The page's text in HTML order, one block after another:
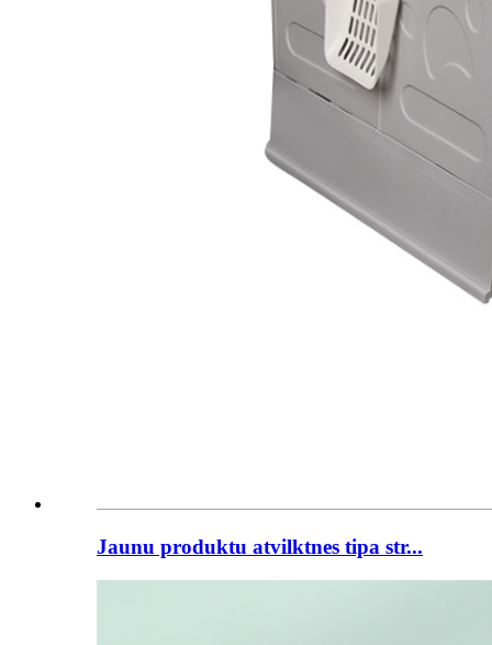
Jaunu produktu atvilktnes tipa str...